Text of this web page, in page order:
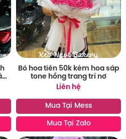
Bó hoa tiền ̀̀50k kèm hoa sáp
tone hồng trang trí nơ
Liên hệ
Mua Tại Mess
Mua Tại Zalo